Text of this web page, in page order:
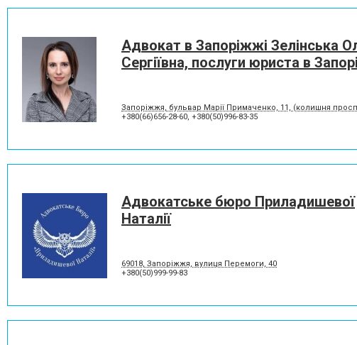
Адвокат в Запоріжжі Зелінська
Сергіївна, послуги юриста в
Запоріжжя, бульвар Марії Примаченко, 11, (колишня
+380(66)656-28-60, +380(50)996-83-35
Адвокатське бюро Приладишевої
Наталії
69018, Запоріжжя, вулиця Перемоги, 40
+380(50)999-99-83